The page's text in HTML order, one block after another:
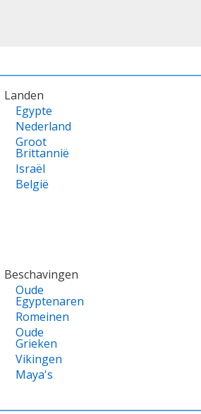
Landen
Egypte
Nederland
Groot
Brittannië
Israël
België
Beschavingen
Oude
Egyptenaren
Romeinen
Oude
Grieken
Vikingen
Maya's